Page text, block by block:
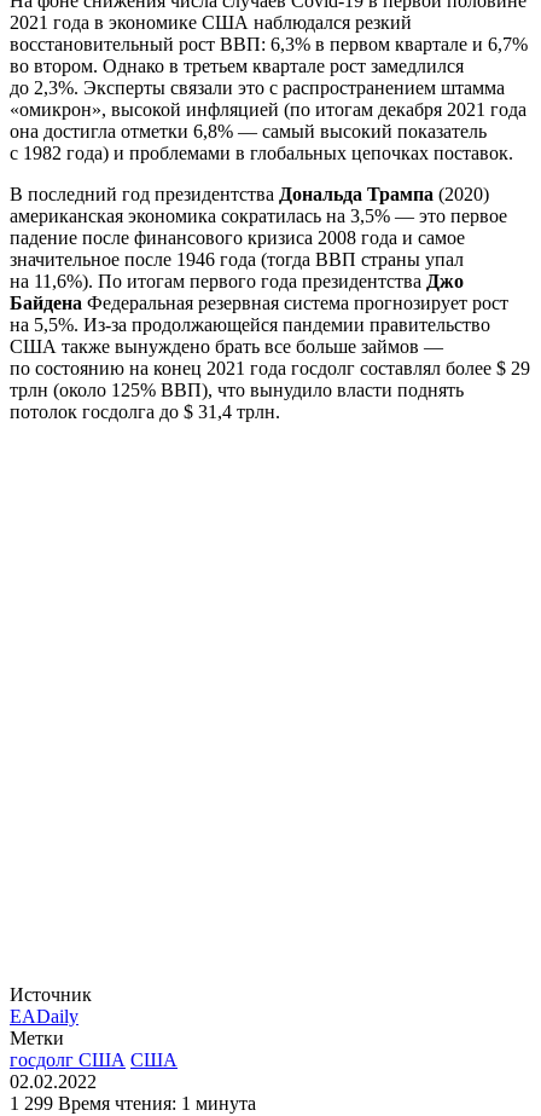
2021 года в экономике США наблюдался резкий
восстановительный рост ВВП: 6,3% в первом квартале и 6,7%
во втором. Однако в третьем квартале рост замедлился
до 2,3%. Эксперты связали это с распространением штамма
«омикрон», высокой инфляцией (по итогам декабря 2021 года
она достигла отметки 6,8% — самый высокий показатель
с 1982 года) и проблемами в глобальных цепочках поставок.
В последний год президентства Дональда Трампа (2020)
американская экономика сократилась на 3,5% — это первое
падение после финансового кризиса 2008 года и самое
значительное после 1946 года (тогда ВВП страны упал
на 11,6%). По итогам первого года президентства Джо
Байдена Федеральная резервная система прогнозирует рост
на 5,5%. Из-за продолжающейся пандемии правительство
США также вынуждено брать все больше займов —
по состоянию на конец 2021 года госдолг составлял более $ 29
трлн (около 125% ВВП), что вынудило власти поднять
потолок госдолга до $ 31,4 трлн.
Источник
EADaily
Метки
госдолг США США
02.02.2022
1 299 Время чтения: 1 минута